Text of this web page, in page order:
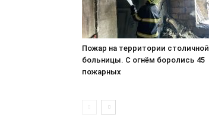
Пожар на территории столичной
больницы. С огнём боролись 45
пожарных